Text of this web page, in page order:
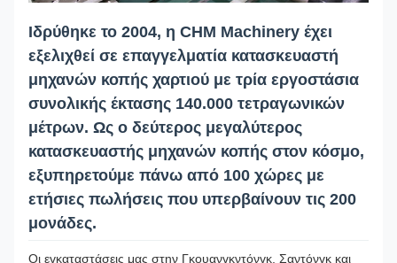
Ιδρύθηκε το 2004, η CHM Machinery έχει
εξελιχθεί σε επαγγελματία κατασκευαστή
μηχανών κοπής χαρτιού με τρία εργοστάσια
συνολικής έκτασης 140.000 τετραγωνικών
μέτρων. Ως ο δεύτερος μεγαλύτερος
κατασκευαστής μηχανών κοπής στον κόσμο,
εξυπηρετούμε πάνω από 100 χώρες με
ετήσιες πωλήσεις που υπερβαίνουν τις 200
μονάδες.
Οι εγκαταστάσεις μας στην Γκουανγκντόνγκ, Σαντόνγκ και